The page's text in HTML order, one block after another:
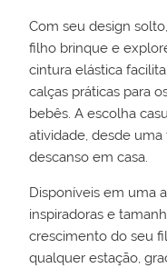
Com seu design
filho brinque e
cintura elástica
calças práticas para
bebês. A escolha
atividade, desde
descanso em casa.
Disponíveis em uma
inspiradoras e
crescimento do seu
qualquer estação,